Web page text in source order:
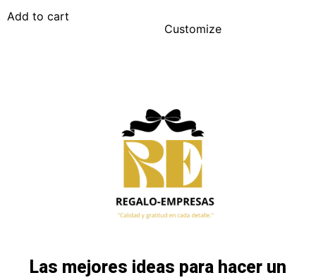
Add to cart
Customize
Las mejores ideas para hacer un